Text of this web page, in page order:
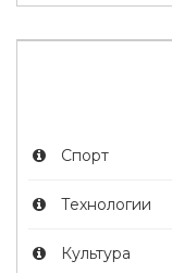
Спорт
Технологии
Культура